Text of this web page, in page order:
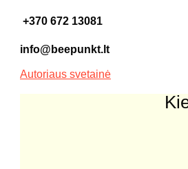
+370 672 13081
info@beepunkt.lt
Autoriaus svetainė